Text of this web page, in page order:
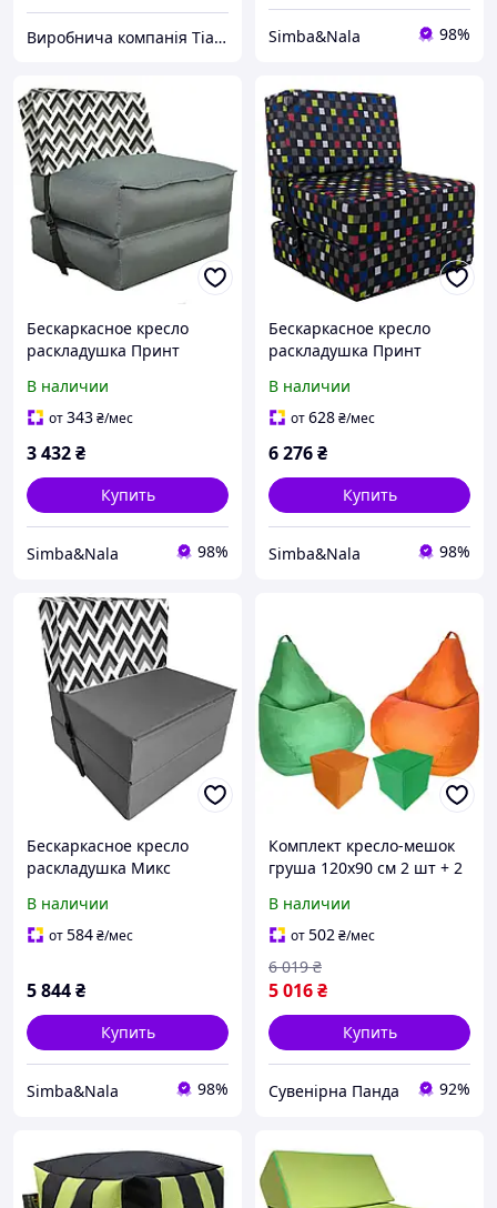
Виробнича компанія Tia-Sport Simba&Nala 98%
Бескаркасное кресло
раскладушка Принт
Серый
В наличии
от343₴/мес
3 432₴
Купить
Simba&Nala 98%
Бескаркасное кресло
раскладушка Принт
SPORT
В наличии
от628₴/мес
6 276₴
Купить
Simba&Nala 98%
Бескаркасное кресло
раскладушка Микс
SPORT Серый
В наличии
от584₴/мес
5 844₴
Купить
Simba&Nala 98%
Комплект кресло-мешок
груша 120x90 см 2 шт + 2
зеленый/оранжевый (sm-
0619-19)
В наличии
от502₴/мес
5 016₴
6 019 ₴
Купить
Сувенірна Панда 92%